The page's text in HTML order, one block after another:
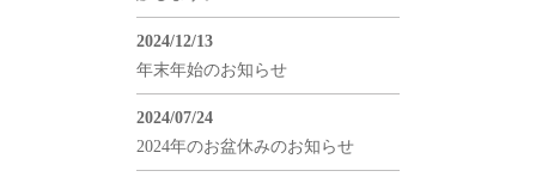
2024/12/13
年末年始のお知らせ
2024/07/24
2024年のお盆休みのお知らせ